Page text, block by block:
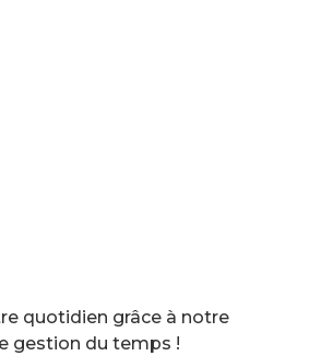
quotidien grâce à notre
gestion du temps !